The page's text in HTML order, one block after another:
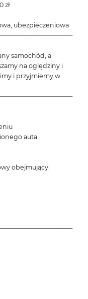
zł
ubezpieczeniowa
samochód, a
na oględziny i
i przyjmiemy w
auta
obejmujący: